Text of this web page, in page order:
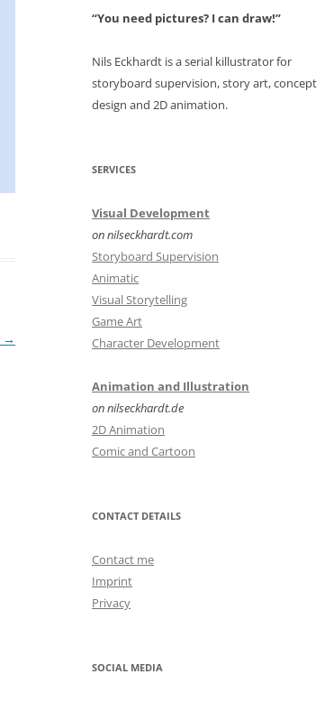
→
“You need pictures? I can draw!”
Nils Eckhardt is a serial killustrator for
storyboard supervision, story art, concept
design and 2D animation.
SERVICES
Visual Development
on nilseckhardt.com
Storyboard Supervision
Animatic
Visual Storytelling
Game Art
Character Development
Animation and Illustration
on nilseckhardt.de
2D Animation
Comic and Cartoon
CONTACT DETAILS
Contact me
Imprint
Privacy
SOCIAL MEDIA